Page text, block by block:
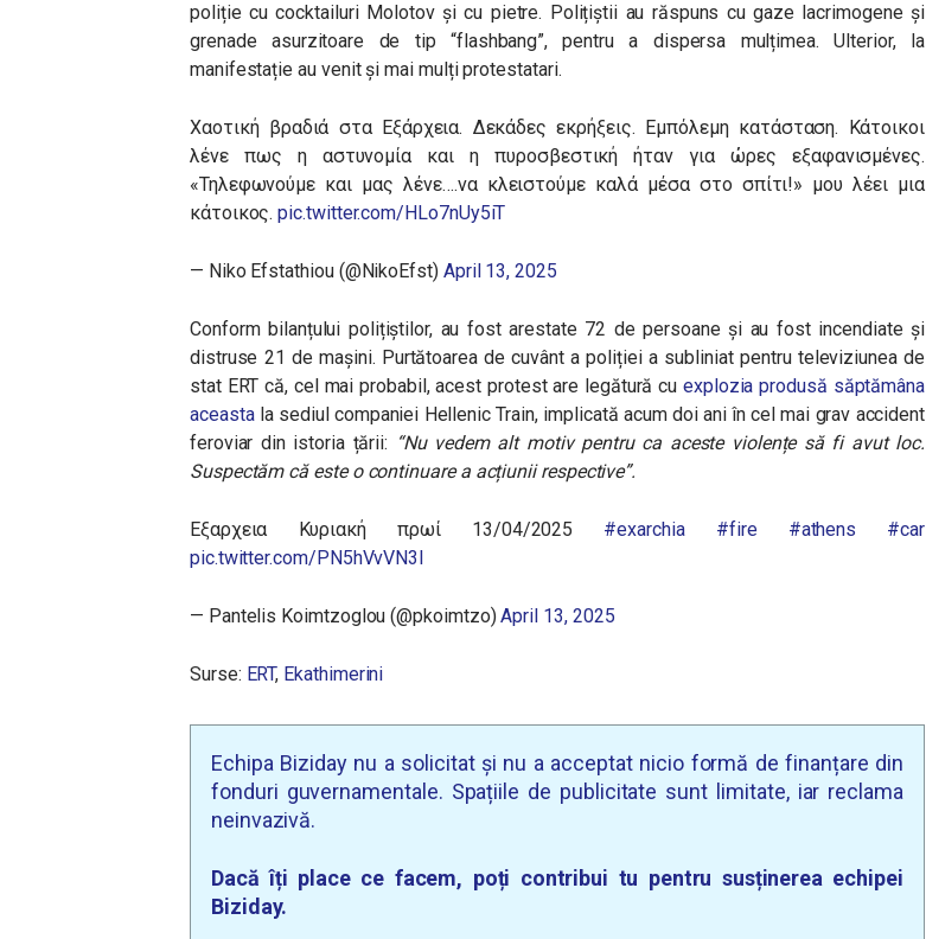
poliție cu cocktailuri Molotov și cu pietre. Polițiștii au răspuns cu gaze lacrimogene și
grenade asurzitoare de tip “flashbang”, pentru a dispersa mulțimea. Ulterior, la
manifestație au venit și mai mulți protestatari.
Χαοτική βραδιά στα Εξάρχεια. Δεκάδες εκρήξεις. Εμπόλεμη κατάσταση. Κάτοικοι
λένε πως η αστυνομία και η πυροσβεστική ήταν για ώρες εξαφανισμένες.
«Τηλεφωνούμε και μας λένε….να κλειστούμε καλά μέσα στο σπίτι!» μου λέει μια
κάτοικος.pic.twitter.com/HLo7nUy5iT
— Niko Efstathiou (@NikoEfst) April 13, 2025
Conform bilanțului polițiștilor, au fost arestate 72 de persoane și au fost incendiate și
distruse 21 de mașini. Purtătoarea de cuvânt a poliției a subliniat pentru televiziunea de
stat ERT că, cel mai probabil, acest protest are legătură cu explozia produsă săptămâna
aceastala sediul companiei Hellenic Train, implicată acum doi ani în cel mai grav accident
feroviar din istoria țării: “Nu vedem alt motiv pentru ca aceste violențe să fi avut loc.
Suspectăm că este o continuare a acțiunii respective”.
Εξαρχεια Κυριακή πρωί 13/04/2025 #exarchia #fire #athens
#car
pic.twitter.com/PN5hVvVN3I
— Pantelis Koimtzoglou (@pkoimtzo)April 13, 2025
Surse: ERT, Ekathimerini
Echipa Biziday nu a solicitat și nu a acceptat nicio formă de finanțare din
fonduri guvernamentale. Spațiile de publicitate sunt limitate, iar reclama
neinvazivă.
Dacă îți place ce facem, poți contribui tu pentru susținerea echipei
Biziday.